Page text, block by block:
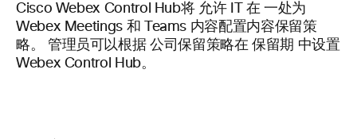
Cisco Webex Control Hub将 允许 IT 在 一处为
Webex Meetings 和 Teams 内容配置内容保留策
略。
管理员可以根据公司保留策略在 保留期 中设置
Webex Control Hub。